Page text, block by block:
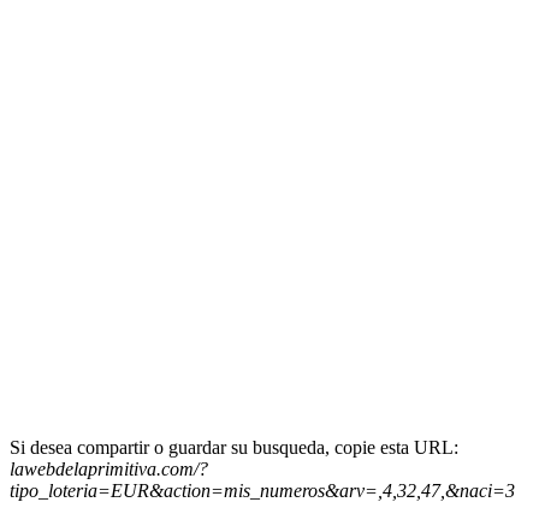
Si desea compartir o guardar su busqueda, copie esta URL:
lawebdelaprimitiva.com/?
tipo_loteria=EUR&action=mis_numeros&arv=,4,32,47,&naci=3